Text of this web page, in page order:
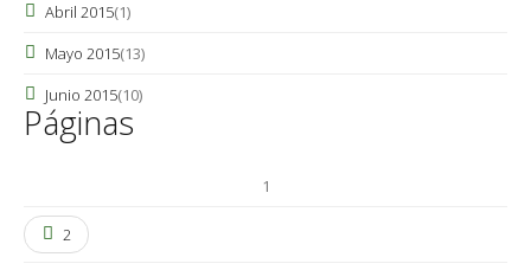
Abril 2015(1)
Mayo 2015(13)
Junio 2015(10)
Páginas
1
2